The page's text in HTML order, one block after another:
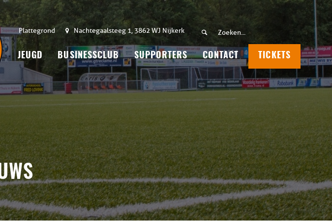
Plattegrond Nachtegaalsteeg 1, 3862 WJ Nijkerk
JEUGD BUSINESSCLUB SUPPORTERS CONTACT TICKETS